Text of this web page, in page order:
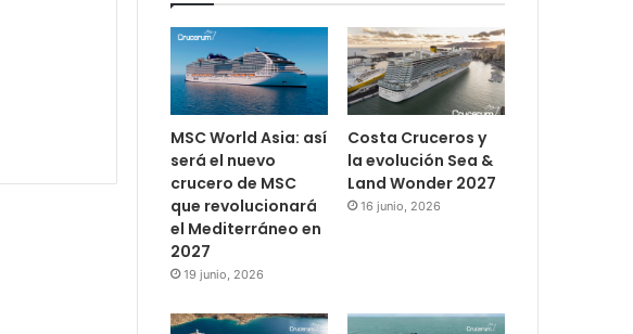
MSC World Asia: así
será el nuevo
crucero de MSC
que revolucionará
el Mediterráneo en
2027
19 junio, 2026
Costa Cruceros y
la evolución Sea &
Land Wonder 2027
16 junio, 2026